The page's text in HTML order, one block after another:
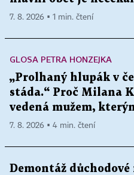
7. 8. 2026 ▪ 1 min. čtení
GLOSA PETRA HONZEJKA
„Prolhaný hlupák v
stáda.“ Proč Milana
vedená mužem,
7. 8. 2026 ▪ 4 min. čtení
Demontáž